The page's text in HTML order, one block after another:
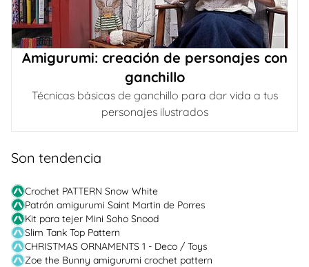
Amigurumi: creación de personajes con
ganchillo
Técnicas básicas de ganchillo para dar vida a tus
personajes ilustrados
Son tendencia
Crochet PATTERN Snow White
Patrón amigurumi Saint Martin de Porres
Kit para tejer Mini Soho Snood
Slim Tank Top Pattern
CHRISTMAS ORNAMENTS 1 - Deco / Toys
Zoe the Bunny amigurumi crochet pattern